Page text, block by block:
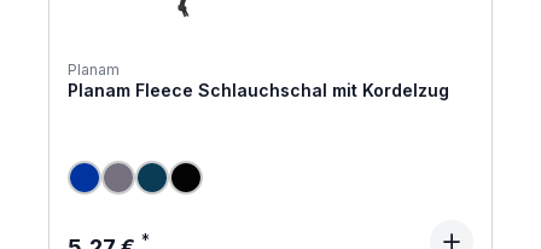
Planam
Planam Fleece Schlauchschal mit Kordelzug
Regulärer Preis: